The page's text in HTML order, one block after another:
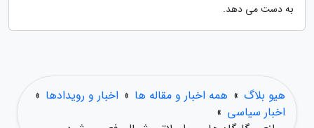
به دست می دهد.
هیو بلاگ » همه اخبار و مقاله ها » اخبار و رویدادها »
اخبار سیاسی »